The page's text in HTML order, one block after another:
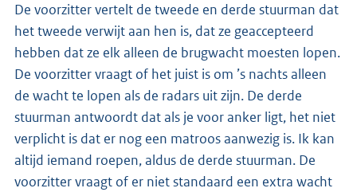
De voorzitter vertelt de tweede en derde stuurman dat
het tweede verwijt aan hen is, dat ze geaccepteerd
hebben dat ze elk alleen de brugwacht moesten lopen.
De voorzitter vraagt of het juist is om ’s nachts alleen
de wacht te lopen als de radars uit zijn. De derde
stuurman antwoordt dat als je voor anker ligt, het niet
verplicht is dat er nog een matroos aanwezig is. Ik kan
altijd iemand roepen, aldus de derde stuurman. De
voorzitter vraagt of er niet standaard een extra wacht